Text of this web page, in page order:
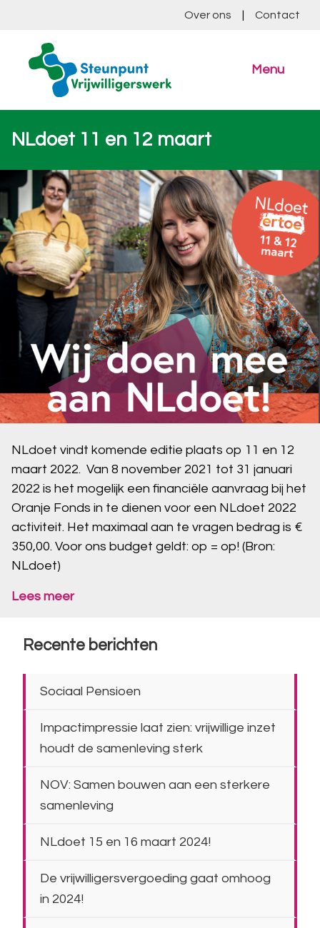
Over ons Contact
Menu
NLdoet 11 en 12 maart
NLdoet vindt komende editie plaats op 11 en 12
maart 2022. Van 8 november 2021 tot 31 januari
2022 is het mogelijk een financiële aanvraag bij het
Oranje Fonds in te dienen voor een NLdoet 2022
activiteit. Het maximaal aan te vragen bedrag is €
350,00. Voor ons budget geldt: op = op! (Bron:
NLdoet)
Lees meer
Recente berichten
Sociaal Pensioen
Impactimpressie laat zien: vrijwillige inzet
houdt de samenleving sterk
NOV: Samen bouwen aan een sterkere
samenleving
NLdoet 15 en 16 maart 2024!
De vrijwilligersvergoeding gaat omhoog
in 2024!